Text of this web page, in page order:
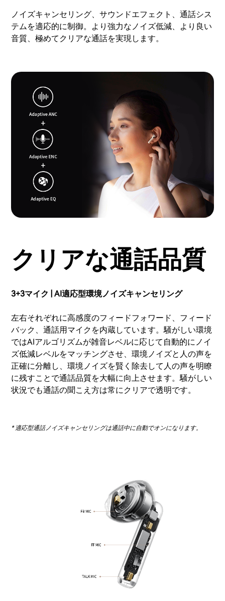
ノイズキャンセリング、サウンドエフェクト、通話シス
テムを適応的に制御。より強力なノイズ低減、より良い
音質、極めてクリアな通話を実現します。
クリアな通話品質
3+3マイク | AI適応型環境ノイズキャンセリング
左右それぞれに高感度のフィードフォワード、フィード
バック、通話用マイクを内蔵しています。騒がしい環境
ではAIアルゴリズムが雑音レベルに応じて自動的にノイ
ズ低減レベルをマッチングさせ、環境ノイズと人の声を
正確に分離し、環境ノイズを賢く除去して人の声を明瞭
に残すことで通話品質を大幅に向上させます。騒がしい
状況でも通話の聞こえ方は常にクリアで透明です。
* 適応型通話ノイズキャンセリングは通話中に自動でオンになります。